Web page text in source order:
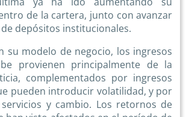
de la cartera, junto con avanzar
depósitos institucionales.
su modelo de negocio, los ingresos
provienen principalmente de la
complementados por ingresos
pueden introducir volatilidad, y por
y cambio. Los retornos de